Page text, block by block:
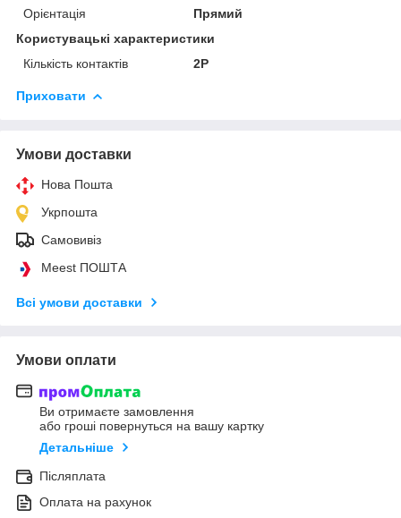
Орієнтація
Прямий
Користувацькі характеристики
Кількість контактів
2P
Приховати
Умови доставки
Нова Пошта
Укрпошта
Самовивіз
Meest ПОШТА
Всі умови доставки
Умови оплати
Ви отримаєте замовлення
або гроші повернуться на вашу картку
Детальніше
Післяплата
Оплата на рахунок